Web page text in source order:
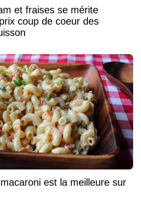
coup de coeur des
est la meilleure sur